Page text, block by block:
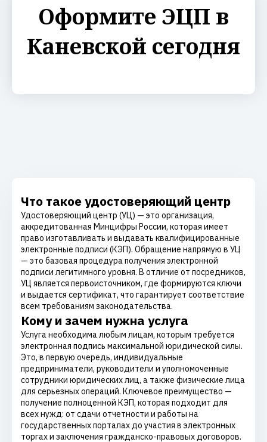
Оформите ЭЦП в
Каневской сегодня
Что такое удостоверяющий центр
Удостоверяющий центр (УЦ) — это организация,
аккредитованная Минцифры России, которая имеет
право изготавливать и выдавать квалифицированные
электронные подписи (КЭП). Обращение напрямую в УЦ
— это базовая процедура получения электронной
подписи легитимного уровня. В отличие от посредников,
УЦ является первоисточником, где формируются ключи
и выдается сертификат, что гарантирует соответствие
всем требованиям законодательства.
Кому и зачем нужна услуга
Услуга необходима любым лицам, которым требуется
электронная подпись максимальной юридической силы.
Это, в первую очередь, индивидуальные
предприниматели, руководители и уполномоченные
сотрудники юридических лиц, а также физические лица
для серьезных операций. Ключевое преимущество —
получение полноценной КЭП, которая подходит для
всех нужд: от сдачи отчетности и работы на
государственных порталах до участия в электронных
торгах и заключения гражданско-правовых договоров.